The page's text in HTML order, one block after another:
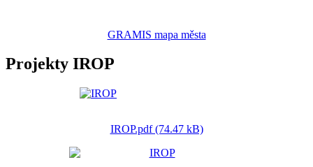
GRAMIS mapa města
Projekty IROP
IROP.pdf (74.47 kB)